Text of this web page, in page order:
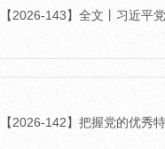
【2026-143】全文丨习近平
【2026-142】把握党的优秀